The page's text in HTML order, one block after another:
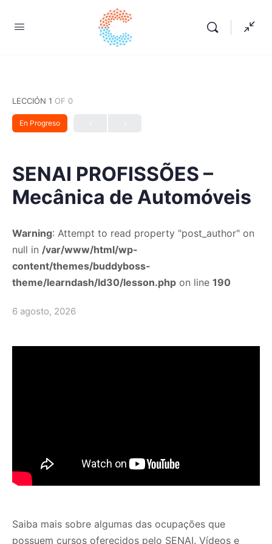
LECCIÓN 1 OF 0
En Progreso
SENAI PROFISSÕES –
Mecânica de Automóveis
Warning: Attempt to read property "post_author" on
null in /var/www/html/wp-
content/themes/buddyboss-
theme/learndash/ld30/lesson.php on line 190
6 agosto, 2026
Saiba mais sobre algumas das ocupações que
possuem cursos oferecidos pelo SENAI. Vídeos e